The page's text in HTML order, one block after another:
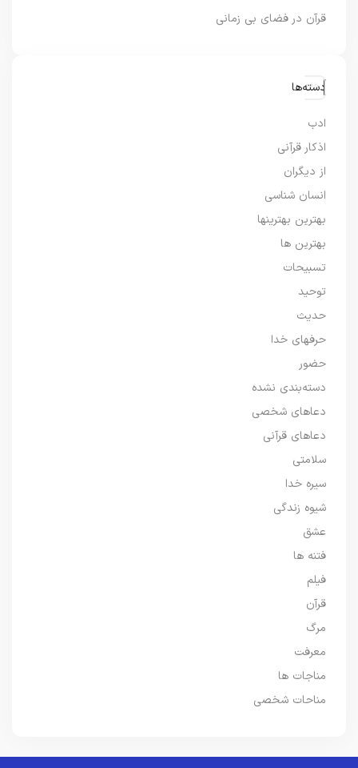
قرآن در فضای بی زمانی
دسته‌ها
ادب
اذکار قرآنی
از دیگران
انسان شناسی
بهترین بهترینها
بهترین ها
تسبیحات
توحید
حدیث
حرفهای خدا
حضور
دسته‌بندی نشده
دعاهای شخصی
دعاهای قرآنی
سلامتی
سیره خدا
شیوه زندگی
عشق
فتنه ها
فیلم
قرآن
مرگ
معرفت
مناجات ها
مناحات شخصی